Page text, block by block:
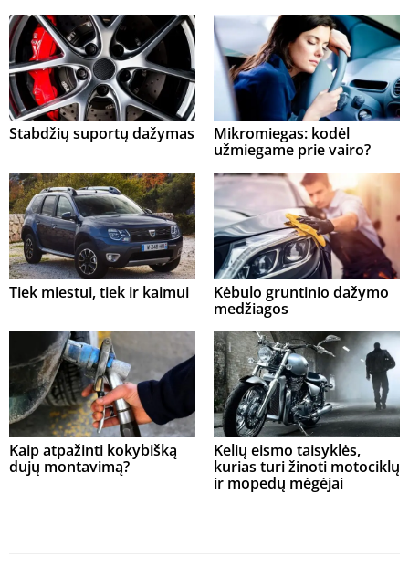
Stabdžių suportų dažymas
Mikromiegas: kodėl
užmiegame prie vairo?
Tiek miestui, tiek ir kaimui
Kėbulo gruntinio dažymo
medžiagos
Kaip atpažinti kokybišką
dujų montavimą?
Kelių eismo taisyklės,
kurias turi žinoti motociklų
ir mopedų mėgėjai